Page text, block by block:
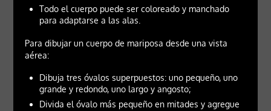
Todo el cuerpo puede ser coloreado y manchado
para adaptarse a las alas.
Para dibujar un cuerpo de mariposa desde una vista
aérea:
Dibuja tres óvalos superpuestos: uno pequeño, uno
grande y redondo, uno largo y angosto;
Divida el óvalo más pequeño en mitades y agregue